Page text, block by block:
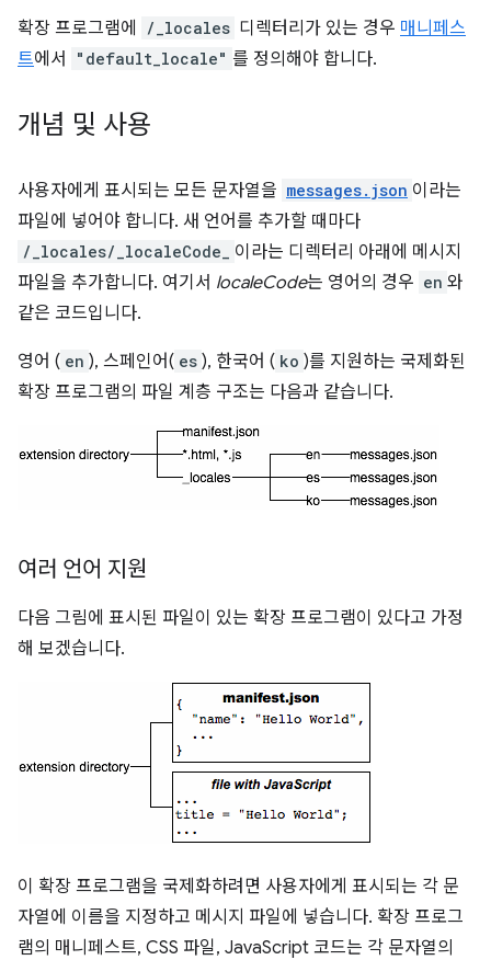
확장 프로그램에 /_locales 디렉터리가 있는 경우 매니페스
트에서 "default_locale" 를 정의해야 합니다.
개념 및 사용
사용자에게 표시되는 모든 문자열을 messages.json 이라는
파일에 넣어야 합니다. 새 언어를 추가할 때마다
/_locales/_localeCode_
이라는 디렉터리 아래에 메시지
파일을 추가합니다. 여기서 localeCode는 영어의 경우 en 와
같은 코드입니다.
영어 ( en ), 스페인어( es ), 한국어 ( ko )를 지원하는 국제화된
확장 프로그램의 파일 계층 구조는 다음과 같습니다.
여러 언어 지원
다음 그림에 표시된 파일이 있는 확장 프로그램이 있다고 가정
해 보겠습니다.
이 확장 프로그램을 국제화하려면 사용자에게 표시되는 각 문
자열에 이름을 지정하고 메시지 파일에 넣습니다. 확장 프로그
램의 매니페스트, CSS 파일, JavaScript 코드는 각 문자열의